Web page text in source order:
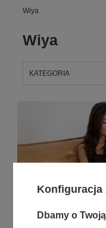
Wiya
Wiya
KATEGORIA
Konfiguracja
Dbamy o